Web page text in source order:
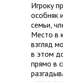
Игроку
особняк
семьи,
Место в
взгляд
в этом
прямо в